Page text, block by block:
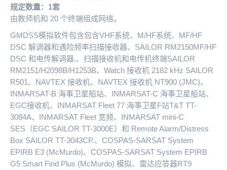
规定数量：1套
由教师机和 20 个终端组成网络。
GMDSS模拟软件包含包含VHF系统、M/HF系统、MF/HF
DSC 解调器和遇险频率扫描接收器、SAILOR RM2150MF/HF
DSC 和电传解调器,、扫描接收机和电传机终端SAILOR
RM2151/H2098B/H1253B、Watch 接收机 2182 kHz SAILOR
R501、NAVTEX 接收机、NAVTEX 接收机 NT900 (JMC)、
INMARSAT-B 海事卫星船站、INMARSAT-C 海事卫星船站、
EGC接收机、INMARSAT Fleet 77 海事卫星F站T&T TT-
3084A、INMARSAT Fleet 宽频、INMARSAT mini-C
SES（EGC SAILOR TT-3000E）和 Remote Alarm/Distress
Box SAILOR TT-3043CP.、COSPAS-SARSAT System
EPIRB E3 (McMurdo)、COSPAS-SARSAT System EPIRB
G5 Smart Find Plus (McMurdo) 模拟、雷达应答器RT9